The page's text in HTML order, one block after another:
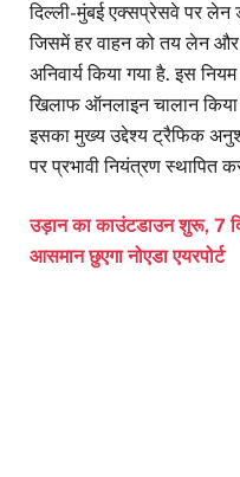
दिल्ली-मुंबई एक्सप्रेसवे पर लेन
जिसमें हर वाहन को तय लेन और
अनिवार्य किया गया है. इस
खिलाफ ऑनलाइन चालान किया
इसका मुख्य उद्देश्य ट्रैफिक
पर प्रभावी नियंत्रण स्थापित
उड़ान का काउंटडाउन शुरू, 7
आसमान छुएगा नोएडा एयरपोर्ट